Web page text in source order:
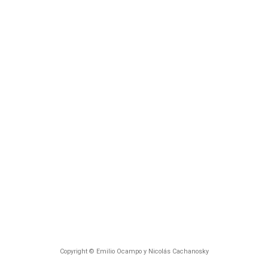
Copyright © Emilio Ocampo y Nicolás Cachanosky